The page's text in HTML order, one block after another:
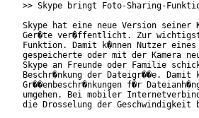
>> Skype bringt Foto-Sharing-
Skype hat eine neue Version seiner
Ger�te ver�ffentlicht. Zur
Funktion. Damit k�nnen Nutzer
gespeicherte oder mit der Kamera
Skype an Freunde oder Familie
Beschr�nkung der Dateigr��e.
Gr��enbeschr�nkungen f�r
umgehen. Bei mobiler
die Drosselung der Geschwindigkeit